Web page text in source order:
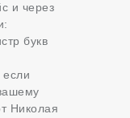
и через
букв
Николая